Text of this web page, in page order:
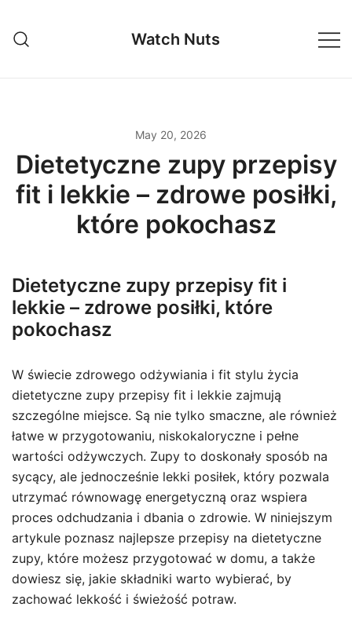
content
Watch Nuts
May 20, 2026
Dietetyczne zupy przepisy
fit i lekkie – zdrowe posiłki,
które pokochasz
Dietetyczne zupy przepisy fit i
lekkie – zdrowe posiłki, które
pokochasz
W świecie zdrowego odżywiania i fit stylu życia
dietetyczne zupy przepisy fit i lekkie zajmują
szczególne miejsce. Są nie tylko smaczne, ale również
łatwe w przygotowaniu, niskokaloryczne i pełne
wartości odżywczych. Zupy to doskonały sposób na
sycący, ale jednocześnie lekki posiłek, który pozwala
utrzymać równowagę energetyczną oraz wspiera
proces odchudzania i dbania o zdrowie. W niniejszym
artykule poznasz najlepsze przepisy na dietetyczne
zupy, które możesz przygotować w domu, a także
dowiesz się, jakie składniki warto wybierać, by
zachować lekkość i świeżość potraw.